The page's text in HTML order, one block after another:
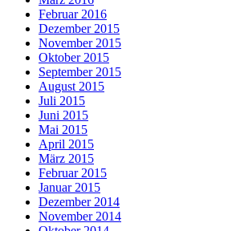
Februar 2016
Dezember 2015
November 2015
Oktober 2015
September 2015
August 2015
Juli 2015
Juni 2015
Mai 2015
April 2015
März 2015
Februar 2015
Januar 2015
Dezember 2014
November 2014